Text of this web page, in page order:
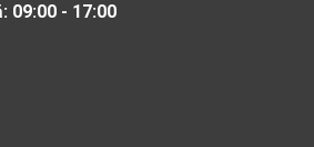
09:00 - 17:00